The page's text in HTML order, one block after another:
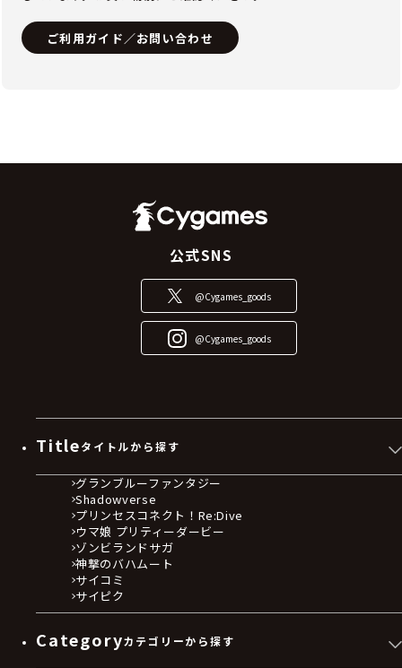
ご利用ガイド／お問い合わせ
公式SNS
@Cygames_goods
@Cygames_goods
Titleタイトルから探す
グランブルーファンタジー
Shadowverse
プリンセスコネクト！Re:Dive
ウマ娘 プリティーダービー
ゾンビランドサガ
神撃のバハムート
サイコミ
サイピク
Categoryカテゴリーから探す